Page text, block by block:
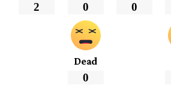
2 0 0
Dead
0